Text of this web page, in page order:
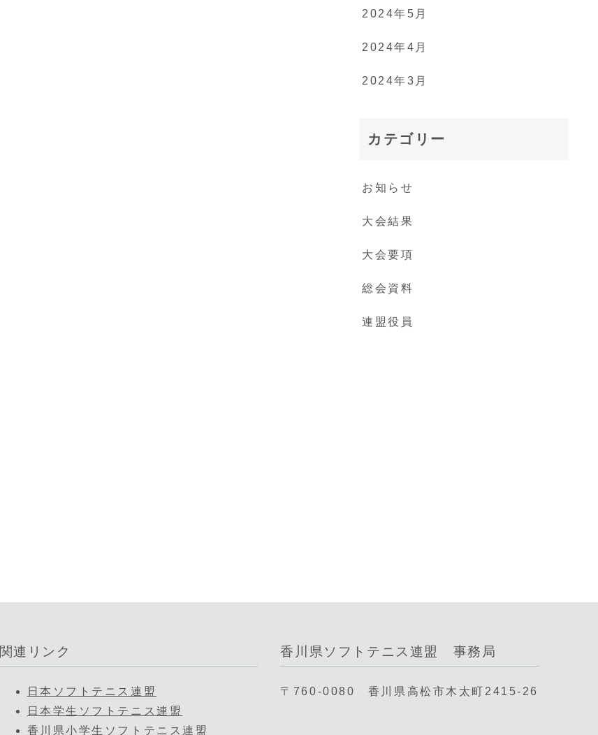
2024年5月
2024年4月
2024年3月
カテゴリー
お知らせ
大会結果
大会要項
総会資料
連盟役員
関連リンク
日本ソフトテニス連盟
日本学生ソフトテニス連盟
香川県小学生ソフトテニス連盟
香川県ソフトテニス連盟 事務局
〒760-0080 香川県高松市木太町2415-26